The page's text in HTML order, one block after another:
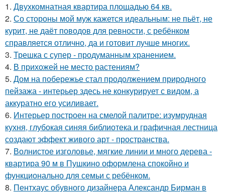
1. Двухкомнатная квартира площадью 64 кв.
2. Со стороны мой муж кажется идеальным: не пьёт, не
курит, не даёт поводов для ревности, с ребёнком
справляется отлично, да и готовит лучше многих.
3. Трешка с супер - продуманным хранением.
4. В прихожей не место растениям?
5. Дом на побережье стал продолжением природного
пейзажа - интерьер здесь не конкурирует с видом, а
аккуратно его усиливает.
6. Интерьер построен на смелой палитре: изумрудная
кухня, глубокая синяя библиотека и графичная лестница
создают эффект живого арт - пространства.
7. Волнистое изголовье, мягкие линии и много дерева -
квартира 90 м в Пушкино оформлена спокойно и
функционально для семьи с ребёнком.
8. Пентхаус обувного дизайнера Александр Бирман в